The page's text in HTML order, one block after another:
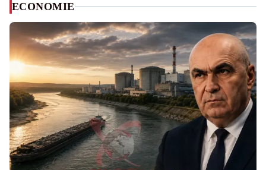
ECONOMIE